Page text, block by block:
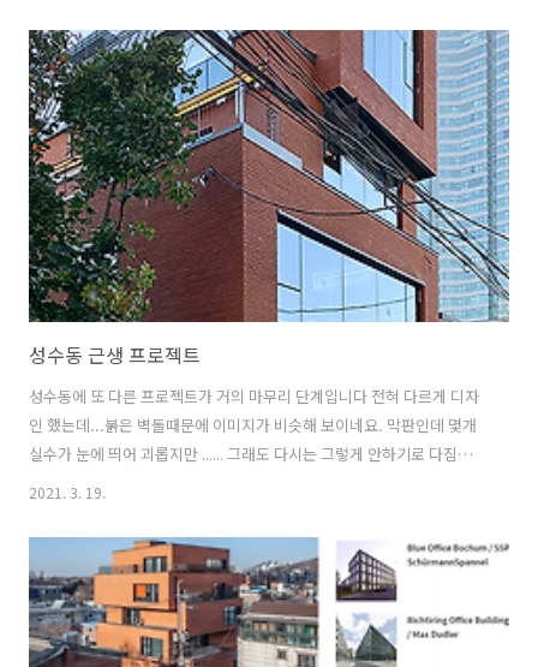
성수동 근생 프로젝트
성수동에 또 다른 프로젝트가 거의 마무리 단계입니다 전혀 다르게 디자
인 했는데...붉은 벽돌때문에 이미지가 비슷해 보이네요. 막판인데 몇개
실수가 눈에 띄어 괴롭지만 ...... 그래도 다시는 그렇게 안하기로 다짐하
고 애써 위로해 봅니다 현재 외부 유리를 달고 있습니다 2020. 9. 16
2021. 3. 19.